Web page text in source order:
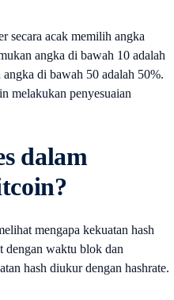
secara acak memilih angka
angka di bawah 10 adalah
di bawah 50 adalah 50%.
melakukan penyesuaian
dalam
mengapa kekuatan hash
dengan waktu blok dan
hash diukur dengan hashrate.